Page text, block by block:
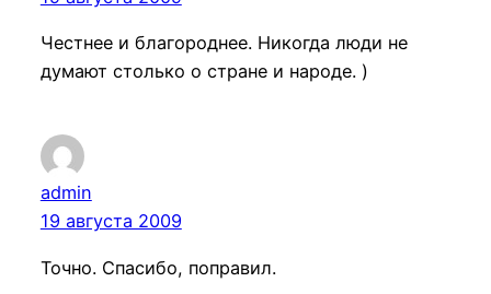
Честнее и благороднее. Никогда люди не
думают столько о стране и народе. )
admin
19 августа 2009
Точно. Спасибо, поправил.